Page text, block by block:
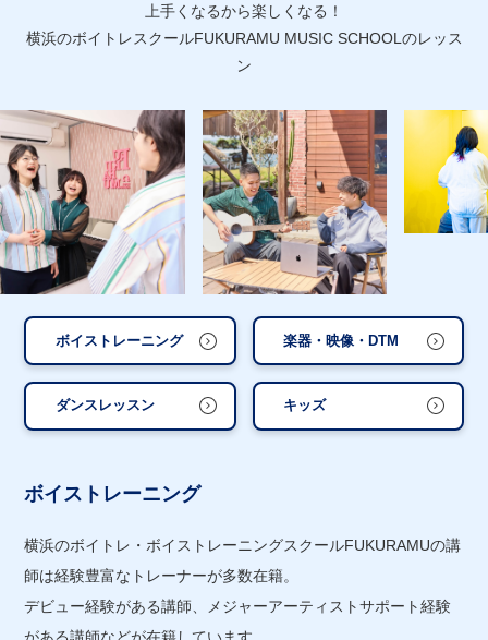
上手くなるから楽しくなる！
横浜のボイトレスクールFUKURAMU MUSIC SCHOOLのレッス
ン
ボイストレーニング 楽器・映像・DTM
ダンスレッスン キッズ
ボイストレーニング
横浜のボイトレ・ボイストレーニングスクールFUKURAMUの講
師は経験豊富なトレーナーが多数在籍。
デビュー経験がある講師、メジャーアーティストサポート経験
がある講師などが在籍しています。